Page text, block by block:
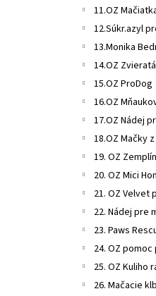
11.OZ
12.Súkr.azyl
13.Monika
14.OZ
15.OZ ProDog
16.OZ
17.OZ Nádej
18.OZ Mačky
19. OZ
20. OZ Mici
21. OZ Velvet
22. Nádej pre
23. Paws
24. OZ
25. OZ Kuliho
26. Mačacie
€2,10